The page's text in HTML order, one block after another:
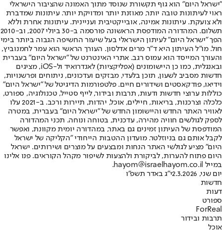
"ישראל היום" הוא גוף תקשורת שנוסד מתוך האמונה שהציבור הישראלי
ראוי לעיתונות טובה יותר, מאוזנת יותר ומדויקת יותר. עיתונות שמדברת
ולא צועקת. עיתונות אמינה, אובייקטיבית ועניינית. עיתונות אחרת וללא
תשלום. המהדורה המודפסת הראשונה פורסמה ב-30 ביולי 2007, וב-2010
הפך "ישראל היום" לעיתון הישראלי בעל שיעור החשיפה הגבוה ביותר בימי
חול. מו"ל העיתון היא ד"ר מרים אדלסון. העורך הראשי הוא עמר לחמנוביץ,
והעורך המייסד הוא עמוס רגב. אתרי האינטרנט של "ישראל היום" בעברית
ובאנגלית, כמו כן היישומונים (אפליקציות) לאנדרואיד ול-iOS, מציגים
חדשות מסביב לשעון, תוכן בלעדי, מבזקים ועדכונים, ניתוחים ופרשנויות,
וידיאו, פודקאסטים ושידורים חיים. פלטפורמות הדיגיטל של "ישראל היום"
כוללות ערוצי חדשות ודעות, תרבות ובידור, לייף סטייל, טכנולוגיה, ספורט,
כלכלה וצרכנות, בריאות, חיילים, אוכל, יהדות, תיירות ורכב. ב-2021 עלו
לאוויר האתר החדש והיישומון החדש של "ישראל היום" בעברית, במטרה
לספק לגולשים חוויה מהירה, עדכנית, בטוחה ונוחה. תכני המהדורה
המודפסת של העיתון זמינים גם באתר, במהדורה יומית מקוונת, ואפשר
לקבל אותם גם בניוזלטר. מועדון ההטבות הייחודי "הקליקה של ישראל
היום" מציע לגולשי האתר הנחות ומבצעים על מוצרים ושירותים. ישראל
היום פתוח להערות, לביקורת ולהצעות לשיפור מקהל הקוראים. פנו אלינו
במייל hayom@israelhayom.co.il.
יום שני, 2.3.2026
י"ג באדר תשפ"ו
חדשות
דעות
ספורט
ForReal
תרבות ובידור
אוכל